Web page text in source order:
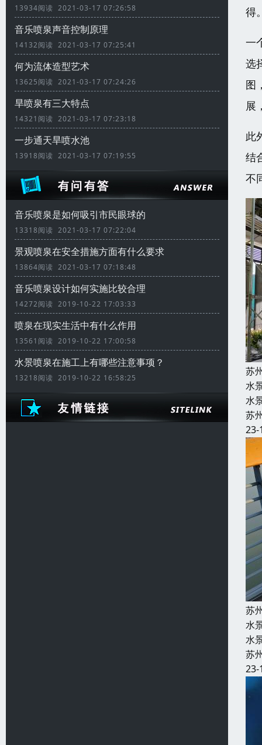
13934阅读 2021-03-17 07:26:58
音乐喷泉声音控制原理
14132阅读 2021-03-17 07:25:41
何为流体造型艺术
13625阅读 2021-03-17 07:24:26
旱喷泉有三大特点
14321阅读 2021-03-17 07:23:18
一步通天旱喷水池
13918阅读 2021-03-17 07:19:55
音乐喷泉是如何吸引市民眼球的
13318阅读 2021-03-17 07:22:04
景观喷泉在安全措施方面有什么要求
13864阅读 2021-03-17 07:18:48
音乐喷泉设计如何实施比较合理
14272阅读 2019-10-22 17:03:33
喷泉在现实生活中有什么作用
13561阅读 2019-10-22 17:00:58
水景喷泉在施工上有哪些注意事项？
13218阅读 2019-10-22 16:58:25
得
一
选
图
展
此
结
不
苏
水
水
苏
23-
苏
水
水
苏
23-